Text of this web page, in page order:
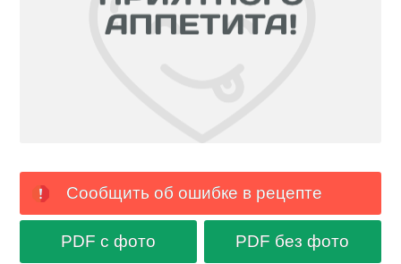
Сообщить об ошибке в рецепте
PDF с фото PDF без фото